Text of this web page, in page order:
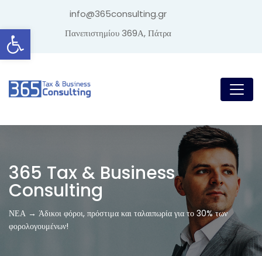
Ανοίξτε τη γραμμή εργαλείων
info@365consulting.gr
Πανεπιστημίου 369Α, Πάτρα
365 Tax & Business
Consulting
ΝΕΑ → Άδικοι φόροι, πρόστιμα και ταλαιπωρία για το 30% των
φορολογουμένων!